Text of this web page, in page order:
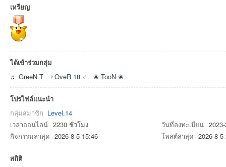
เหรียญ
ได้เข้าร่วมกลุ่ม
♬ GreeN T
♀OveR 18 ♂ ❀ TooN ❀
โปรไฟล์แนะนำ
กลุ่มสมาชิก Level.14
เวลาออนไลน์ 2230 ชั่วโมง วันที่ลงทะเบียน
กิจกรรมล่าสุด 2026-8-5 15:46 โพสต์ล่าสุด 2026-8-5
สถิติ